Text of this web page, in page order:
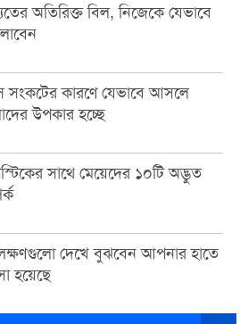
অতিরিক্ত বিল, নিজেকে যেভাবে
সংকটের কারণে যেভাবে আসলে
উপকার হচ্ছে
সাথে মেয়েদের ১০টি অদ্ভুত
দেখে বুঝবেন আপনার হাতে
হয়েছে